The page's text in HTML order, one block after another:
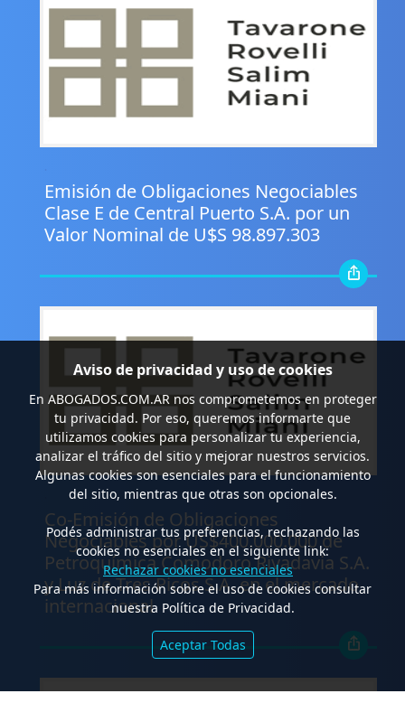
Emisión de Obligaciones Negociables
Clase E de Central Puerto S.A. por un
Valor Nominal de U$S 98.897.303
Co-Emisión de Obligaciones
Negociables por US$400.000.000 de
Petroquímica Comodoro Rivadavia S.A.
y Luz de Tres Picos S.A. en el mercado
internacional
Aviso de privacidad y uso de cookies
En ABOGADOS.COM.ARnos comprometemos en proteger
tu privacidad. Por eso, queremos informarte que
utilizamos cookies para personalizar tu experiencia,
analizar el tráfico del sitio y mejorar nuestros servicios.
Algunas cookies son esenciales para el funcionamiento
del sitio, mientras que otras son opcionales.
Podés administrar tus preferencias, rechazando las
cookies no esenciales en el siguiente link:
Rechazar cookies no esenciales
Para más información sobre el uso de cookies consultar
nuestra Política de Privacidad.
Aceptar Todas